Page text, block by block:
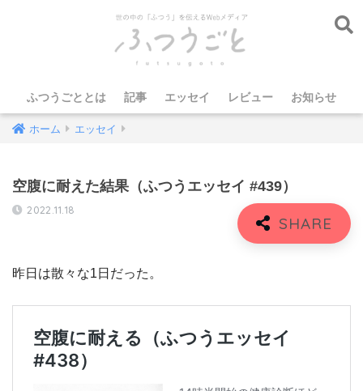
ふつうごととは 記事 エッセイ レビュー お知らせ
ホーム エッセイ
空腹に耐えた結果（ふつうエッセイ #439）
2022.11.18
昨日は散々な1日だった。